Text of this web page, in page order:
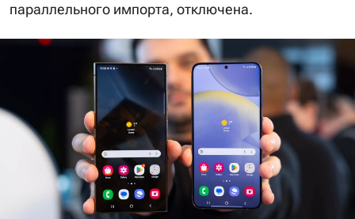
параллельного импорта, отключена.